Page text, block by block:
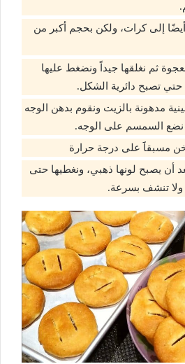
إلى كرات، ولكن بحجم أكبر من
ثم نغلقها جيداً ونضغط عليها
تصبح دائرية الشكل.
مدهونة بالزيت ونقوم بدهن الوجه
نضع السمسم على الوجه.
مسبقاََ على درجة حرارة
أن يصبح لونها ذهبي، ونغطيها حتى
تنشف بسرعة.